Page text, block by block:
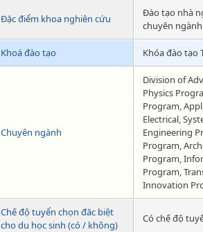
Đặc điểm khoa nghiên cứu
Đào tạo nhà
chuyên
Khoá đào tạo Khóa đào tạo
Chuyên ngành
Division of
Physics
Program,
Electrical,
Engineering
Program,
Program,
Program,
Innovation
Chế độ tuyển chọn đăc biệt
cho du học sinh (có / không)
Có chế độ